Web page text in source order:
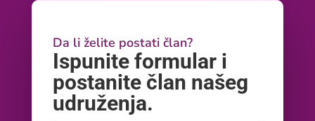
Da li želite postati član?
Ispunite formular i
postanite član našeg
udruženja.